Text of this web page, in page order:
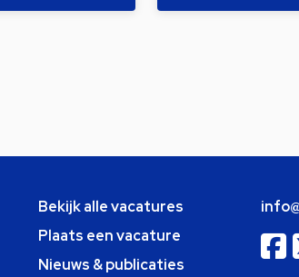
Bekijk alle vacatures
Plaats een vacature
Nieuws & publicaties